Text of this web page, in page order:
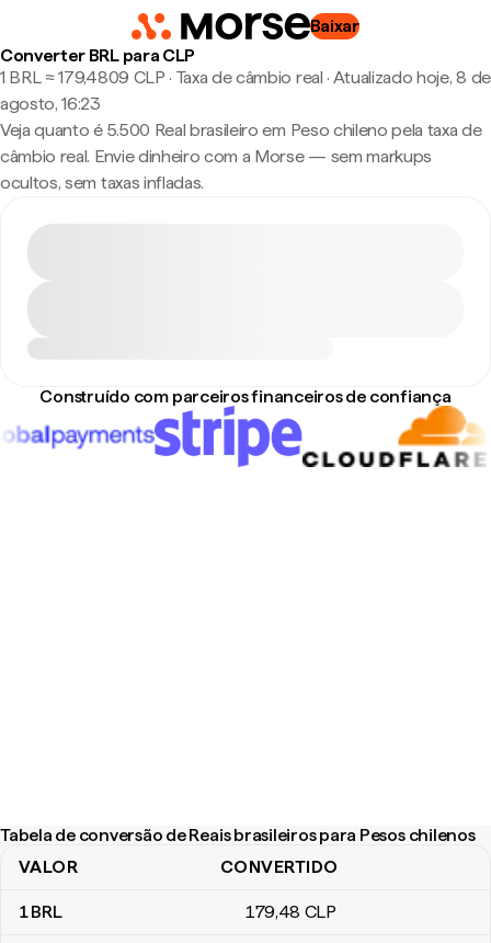
Baixar
Converter BRL para CLP
1 BRL ≈ 179,4809 CLP · Taxa de câmbio real · Atualizado hoje, 8 de
agosto, 16:23
Veja quanto é 5.500 Real brasileiro em Peso chileno pela taxa de
câmbio real. Envie dinheiro com a Morse — sem markups
ocultos, sem taxas infladas.
Construído com parceiros financeiros de confiança
Tabela de conversão de Reais brasileiros para Pesos chilenos
Tabela de conversão de Reais brasileiros para Pesos chilenos
VALOR CONVERTIDO
1BRL 179,48 CLP